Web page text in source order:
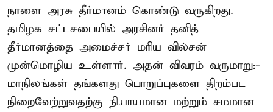
நாளை அரசு தீர்மானம் கொண்டு வருகிறது.
தமிழக சட்டசபையில் அரசினர் தனித்
தீர்மானத்தை அமைச்சர் மரிய வில்சன்
முன்மொழிய உள்ளார். அதன் விவரம் வருமாறு:-
மாநிலங்கள் தங்களது பொறுப்புகளை திறம்பட
நிறைவேற்றுவதற்கு நியாயமான மற்றும் சமமான